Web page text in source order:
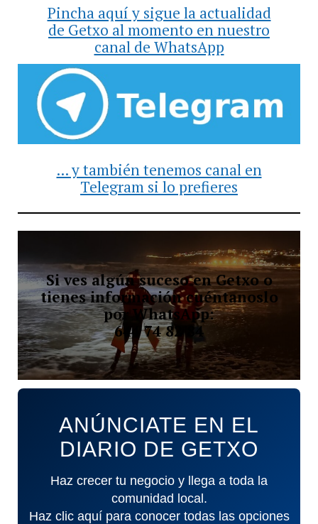
Pincha aquí y sigue la actualidad
de Getxo al momento en nuestro
canal de WhatsApp
... y también tenemos canal en
Telegram si lo prefieres
Si ves algún suceso en Getxo o
tienes información cuéntanoslo
por WhatsApp:
644 74 82 84
ANÚNCIATE EN EL
DIARIO DE GETXO
Haz crecer tu negocio y llega a toda la
comunidad local.
Haz clic aquí para conocer todas las opciones